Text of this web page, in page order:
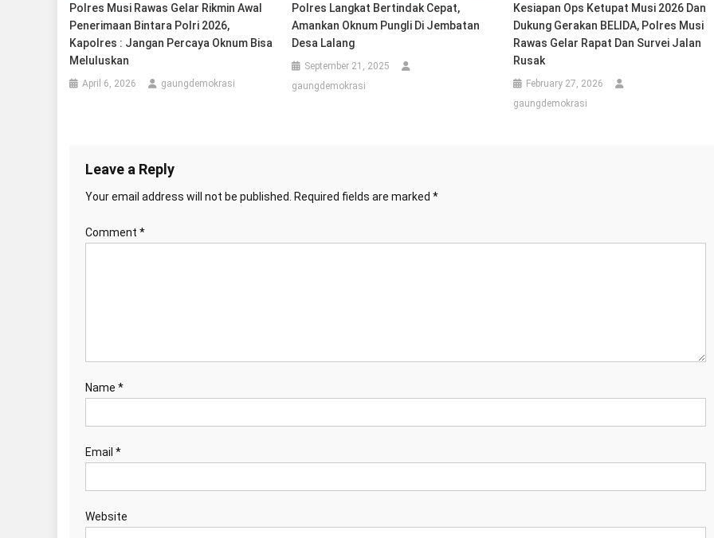
Polres Musi Rawas Gelar Rikmin Awal
Penerimaan Bintara Polri 2026,
Kapolres : Jangan Percaya Oknum Bisa
Meluluskan
April 6, 2026 gaungdemokrasi
Polres Langkat Bertindak Cepat,
Amankan Oknum Pungli Di Jembatan
Desa Lalang
September 21, 2025
gaungdemokrasi
Kesiapan Ops Ketupat Musi 2026 Dan
Dukung Gerakan BELIDA, Polres Musi
Rawas Gelar Rapat Dan Survei Jalan
Rusak
February 27, 2026
gaungdemokrasi
Leave a Reply
Your email address will not be published. Required fields are marked *
Comment *
Name *
Email *
Website